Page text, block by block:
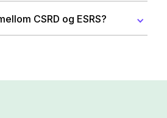
CSRD og ESRS?